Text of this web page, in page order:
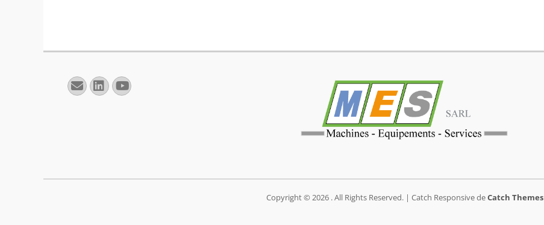
E-
mail
Linkedin
YouTube
Copyright © 2026 . All Rights Reserved. | Catch Responsive deCatch Themes